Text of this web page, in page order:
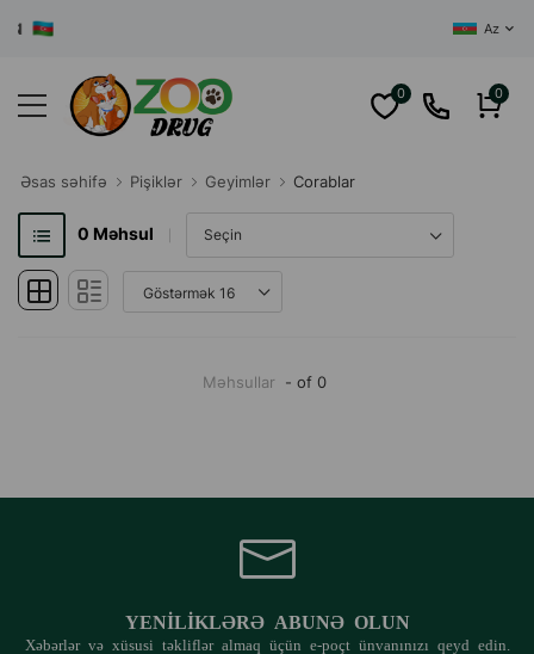
Az
0 0
Əsas səhifə Pişiklər Geyimlər Corablar
0 Məhsul
Məhsullar - of 0
YENILIKLƏRƏ ABUNƏ OLUN
Xəbərlər və xüsusi təkliflər almaq üçün e-poçt ünvanınızı qeyd edin.